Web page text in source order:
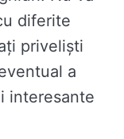
diferite
priveliști
a
interesante